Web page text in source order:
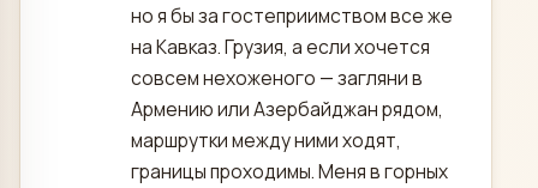
но я бы за гостеприимством все же
на Кавказ. Грузия, а если хочется
совсем нехоженого — загляни в
Армению или Азербайджан рядом,
маршрутки между ними ходят,
границы проходимы. Меня в горных